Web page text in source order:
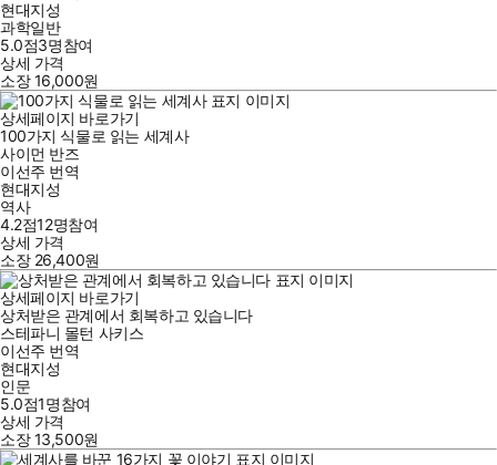
현대지성
과학일반
5.0점3명참여
상세 가격
소장16,000원
상세페이지 바로가기
100가지 식물로 읽는 세계사
사이먼 반즈
이선주 번역
현대지성
역사
4.2점12명참여
상세 가격
소장 26,400원
상세페이지 바로가기
상처받은 관계에서 회복하고 있습니다
스테파니 몰턴 사키스
이선주 번역
현대지성
인문
5.0점1명참여
상세 가격
소장13,500원